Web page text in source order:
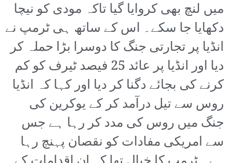
میں لنچ بھی کروایا گیا تاکہ مودی کو نیچا
دکھایا جا سکے۔ اس کے ساتھ ہی ٹرمپ نے
انڈیا پر تجارتی جنگ کا دوسرا بڑا حملہ کر
دیا اور انڈیا پر عائد 25 فیصد ٹیرف کو کم
کرنے کی بجائے دگنا کر دیا اور کہا کہ انڈیا
روس سے تیل درآمد کر کے یوکرین کی
جنگ میں روس کی مدد کر رہا ہے جس
سے امریکی مفادات کو نقصان پہنچ رہا